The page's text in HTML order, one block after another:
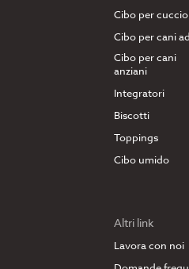
Cibo per
Cibo per cani
Cibo per cani
anziani
Integratori
Biscotti
Toppings
Cibo umido
Altri link
Lavora con noi